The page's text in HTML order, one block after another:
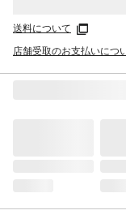
送料について
店舗受取のお支払いにつ